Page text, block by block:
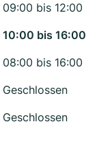
09:00 bis 12:00
10:00 bis 16:00
08:00 bis 16:00
Geschlossen
Geschlossen